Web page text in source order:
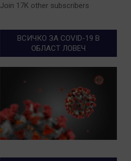
Join 17K other subscribers
ВСИЧКО ЗА COVID-19 В
ОБЛАСТ ЛОВЕЧ